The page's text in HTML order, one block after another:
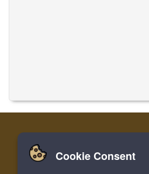
家 ログイン 登録
Cookie Consent